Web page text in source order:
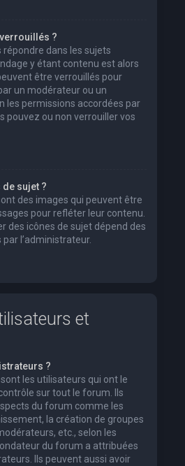
?
répondre dans les sujets
y étant contenu est alors
être verrouillés pour
un modérateur ou un
les permissions accordées par
pouvez ou non verrouiller vos
sujet ?
des images qui peuvent être
pour refléter leur contenu.
des icônes de sujet dépend des
l’administrateur.
et
?
les utilisateurs qui ont le
sur tout le forum. Ils
du forum comme les
la création de groupes
etc., selon les
du forum a attribuées
Ils peuvent aussi avoir